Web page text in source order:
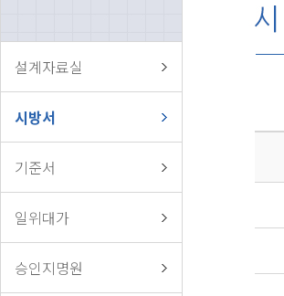
설계자료실
시방서
기준서
일위대가
승인지명원